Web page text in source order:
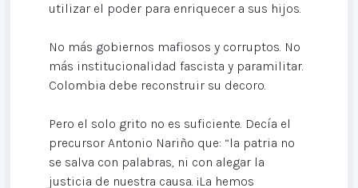
utilizar el poder para enriquecer a sus hijos.
No más gobiernos mafiosos y corruptos. No
más institucionalidad fascista y paramilitar.
Colombia debe reconstruir su decoro.
Pero el solo grito no es suficiente. Decía el
precursor Antonio Nariño que: “la patria no
se salva con palabras, ni con alegar la
justicia de nuestra causa. ¡La hemos